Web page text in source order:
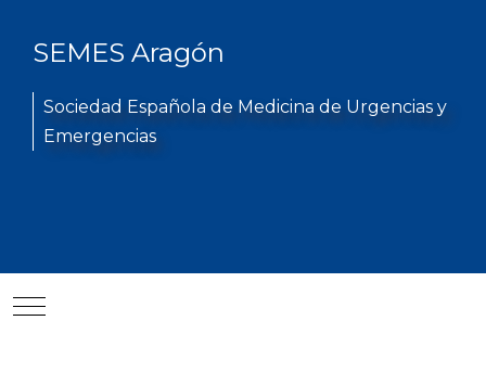
SEMES Aragón
Sociedad Española de Medicina de Urgencias y
Emergencias
Mobile Menu Toggle